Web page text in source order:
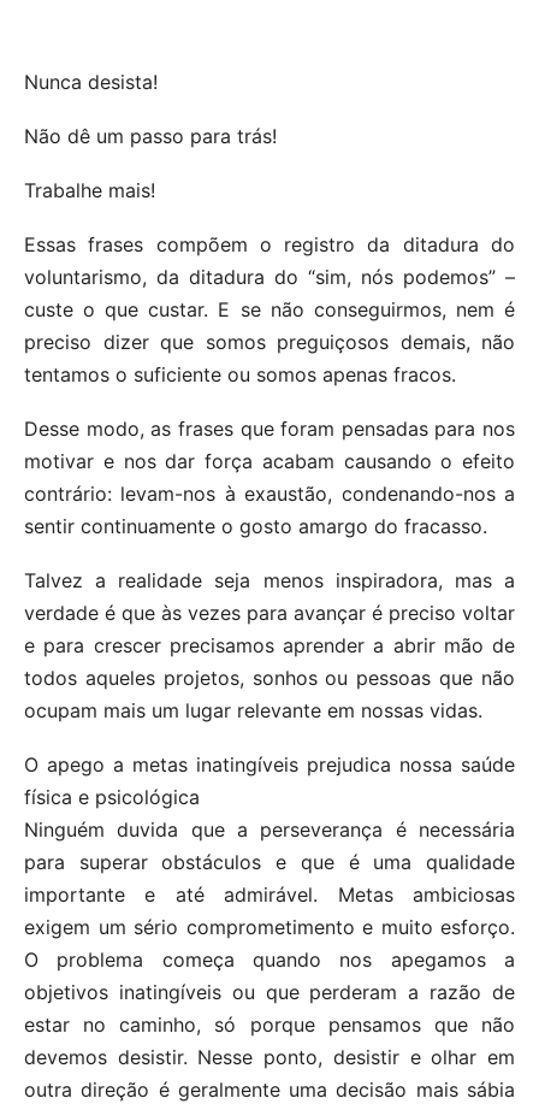
Nunca desista!
Não dê um passo para trás!
Trabalhe mais!
Essas frases compõem o registro da ditadura do
voluntarismo, da ditadura do “sim, nós podemos” –
custe o que custar. E se não conseguirmos, nem é
preciso dizer que somos preguiçosos demais, não
tentamos o suficiente ou somos apenas fracos.
Desse modo, as frases que foram pensadas para nos
motivar e nos dar força acabam causando o efeito
contrário: levam-nos à exaustão, condenando-nos a
sentir continuamente o gosto amargo do fracasso.
Talvez a realidade seja menos inspiradora, mas a
verdade é que às vezes para avançar é preciso voltar
e para crescer precisamos aprender a abrir mão de
todos aqueles projetos, sonhos ou pessoas que não
ocupam mais um lugar relevante em nossas vidas.
O apego a metas inatingíveis prejudica nossa saúde
física e psicológica
Ninguém duvida que a perseverança é necessária
para superar obstáculos e que é uma qualidade
importante e até admirável. Metas ambiciosas
exigem um sério comprometimento e muito esforço.
O problema começa quando nos apegamos a
objetivos inatingíveis ou que perderam a razão de
estar no caminho, só porque pensamos que não
devemos desistir. Nesse ponto, desistir e olhar em
outra direção é geralmente uma decisão mais sábia